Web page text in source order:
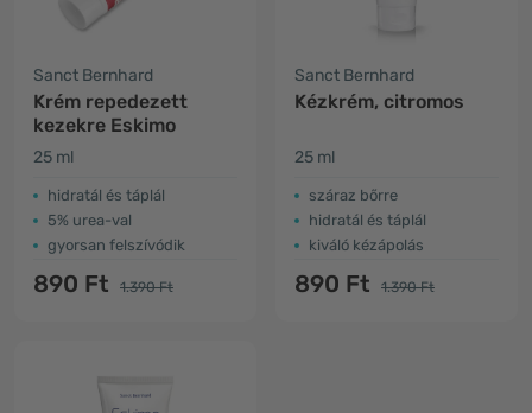
Sanct Bernhard
Krém repedezett
kezekre Eskimo
25 ml
hidratál és táplál
5% urea-val
gyorsan felszívódik
890 Ft 1.390 Ft
Sanct Bernhard
Kézkrém, citromos
25 ml
száraz bőrre
hidratál és táplál
kiváló kézápolás
890 Ft 1.390 Ft